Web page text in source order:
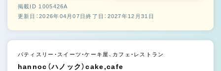
掲載ID 1005426A
更新日：2026年04月07日終了日：2027年12月31日
パティスリー・スイーツ・ケーキ屋、カフェ・レストラン
hannoc（ハノック）cake,cafe